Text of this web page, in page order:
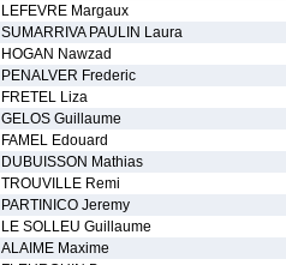
LEFEVRE Margaux
SUMARRIVA PAULIN Laura
HOGAN Nawzad
PENALVER Frederic
FRETEL Liza
GELOS Guillaume
FAMEL Edouard
DUBUISSON Mathias
TROUVILLE Remi
PARTINICO Jeremy
LE SOLLEU Guillaume
ALAIME Maxime